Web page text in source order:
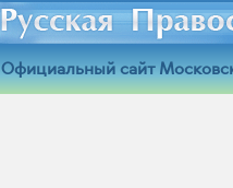
Официальный сайт